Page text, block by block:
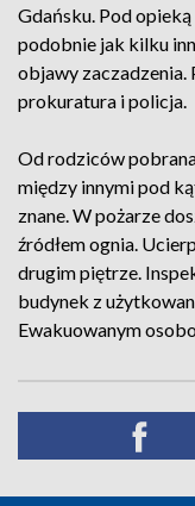
Gdańsku. Pod
podobnie jak kilku
objawy
prokuratura i policja.
Od rodziców
między innymi pod
znane. W pożarze
źródłem ognia.
drugim piętrze.
budynek z
Ewakuowanym